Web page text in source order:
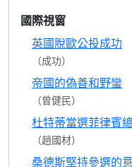
國際視窗
英國脫歐公投成功
（成功）
帝國的偽善和野蠻
（曾健民）
杜特蒂當選菲律賓
（趙國材）
桑德斯堅持參選的